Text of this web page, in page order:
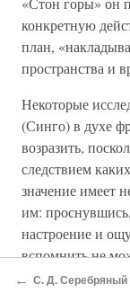
конкретную
план,
пространства и
Некоторые
(Синго) в духе
возразить,
следствием
значение имеет
им:
настроение и
вспомнить не
По манере
←